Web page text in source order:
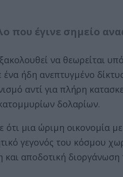
που έγινε σημείο
να θεωρείται
ήδη ανεπτυγμένο
αντί για πλήρη
δολαρίων.
ότι μια ώριμη οικονομία
γεγονός του κόσμου
αποδοτική διοργάνωση